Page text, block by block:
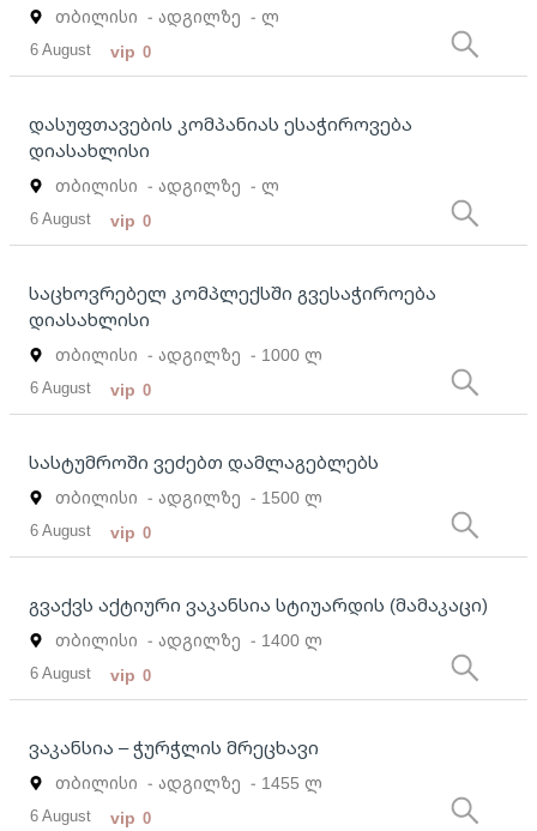
თბილისი - ადგილზე - ლ
6 August vip 0
დასუფთავების კომპანიას ესაჭიროვება
დიასახლისი
თბილისი - ადგილზე - ლ
6 August vip 0
საცხოვრებელ კომპლექსში გვესაჭიროება
დიასახლისი
თბილისი - ადგილზე - 1000 ლ
6 August vip 0
სასტუმროში ვეძებთ დამლაგებლებს
თბილისი - ადგილზე - 1500 ლ
6 August vip 0
გვაქვს აქტიური ვაკანსია სტიუარდის (მამაკაცი)
თბილისი - ადგილზე - 1400 ლ
6 August vip 0
ვაკანსია – ჭურჭლის მრეცხავი
თბილისი - ადგილზე - 1455 ლ
6 August vip 0